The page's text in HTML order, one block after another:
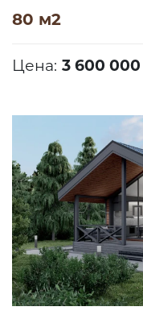
80 м2
Цена: 3 600